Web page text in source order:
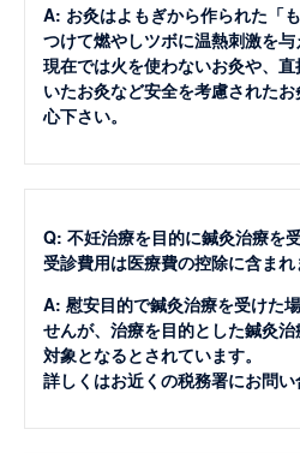
A: お灸はよもぎから作られた「
つけて燃やしツボに温熱刺激を与
現在では火を使わないお灸や、
いたお灸など安全を考慮された
心下さい。
Q: 不妊治療を目的に鍼灸治療を
受診費用は医療費の控除に含まれ
A: 慰安目的で鍼灸治療を受けた
せんが、治療を目的とした鍼灸
対象となるとされています。
詳しくはお近くの税務署にお問い